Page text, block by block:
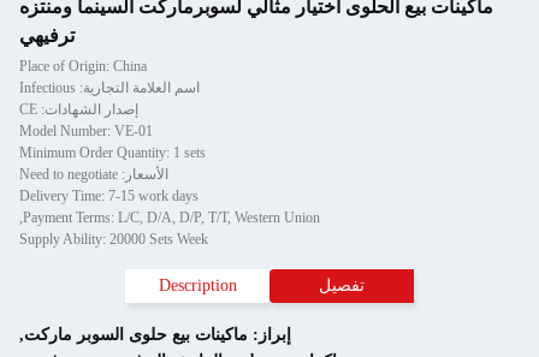
ماكينات بيع الحلوى اختيار مثالي لسوبرماركت السينما ومنتزه
ترفيهي
Place of Origin: China
اسم العلامة التجارية: Infectious
إصدار الشهادات: CE
Model Number: VE-01
Minimum Order Quantity: 1 sets
الأسعار: Need to negotiate
Delivery Time: 7-15 work days
Payment Terms: L/C, D/A, D/P, T/T, Western Union,
Supply Ability: 20000 Sets Week
تفصيل Description
إبراز: ماكينات بيع حلوى السوبر ماركت,